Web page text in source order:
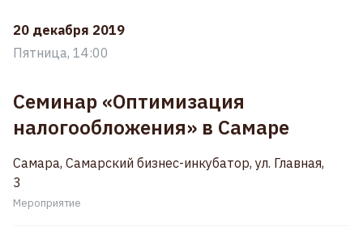
20 декабря 2019
Пятница, 14:00
Семинар «Оптимизация
налогообложения» в Самаре
Самара, Самарский бизнес-инкубатор, ул. Главная,
3
Мероприятие